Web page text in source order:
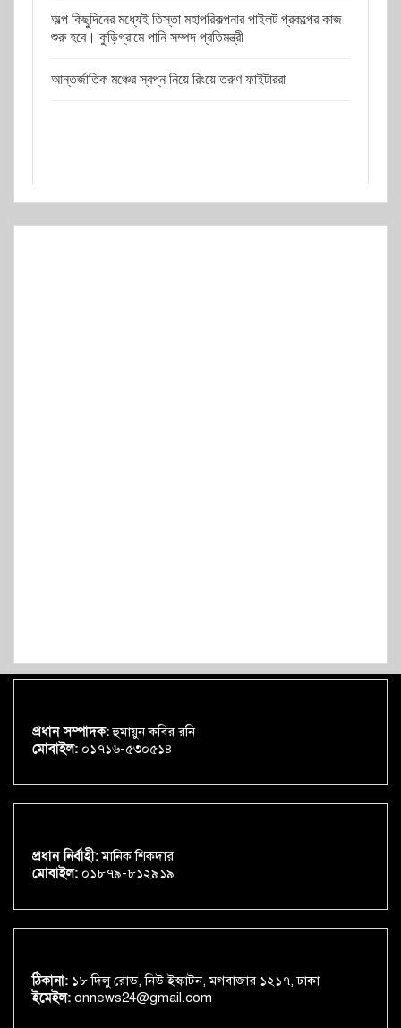
অল্প কিছুদিনের মধ্যেই তিস্তা মহাপরিকল্পনার পাইলট প্রকল্পের কাজ
শুরু হবে। কুড়িগ্রামে পানি সম্পদ প্রতিমন্ত্রী
আন্তর্জাতিক মঞ্চের স্বপ্ন নিয়ে রিংয়ে তরুণ ফাইটাররা
প্রধান সম্পাদক:হুমায়ুন কবির রনি
মোবাইল: ০১৭১৬-৫৩০৫১৪
প্রধান নির্বাহী:মানিক শিকদার
মোবাইল: ০১৮৭৯-৮১২৯১৯
ঠিকানা: ১৮ দিলু রোড, নিউ ইস্কাটন, মগবাজার ১২১৭, ঢাকা
ইমেইল: onnews24@gmail.com